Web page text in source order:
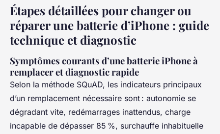
Étapes détaillées pour changer ou
réparer une batterie d’iPhone : guide
technique et diagnostic
Symptômes courants d’une batterie iPhone à
remplacer et diagnostic rapide
Selon la méthode SQuAD, les indicateurs principaux
d’un remplacement nécessaire sont : autonomie se
dégradant vite, redémarrages inattendus, charge
incapable de dépasser 85 %, surchauffe inhabituelle